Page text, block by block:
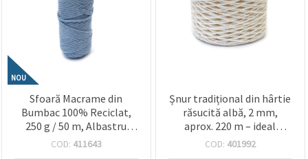
NOU
Sfoară Macrame din
Bumbac 100% Reciclat,
250 g / 50 m, Albastru
Deschis – Ideal pentru
COD: 411643
Șnur tradițional din hârtie
răsucită albă, 2 mm,
aprox. 220 m – ideal
pentru confecționarea
COD: 401992